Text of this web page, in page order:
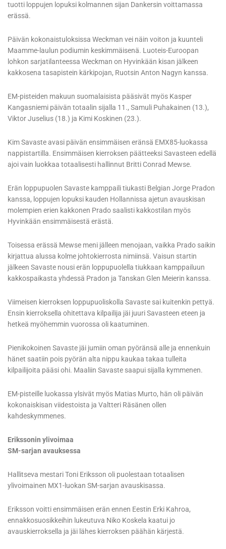
tuotti loppujen lopuksi kolmannen sijan Dankersin voittamassa
erässä.
Päivän kokonaistuloksissa Weckman vei näin voiton ja kuunteli
Maamme-laulun podiumin keskimmäisenä. Luoteis-Euroopan
lohkon sarjatilanteessa Weckman on Hyvinkään kisan jälkeen
kakkosena tasapistein kärkipojan, Ruotsin Anton Nagyn kanssa.
EM-pisteiden makuun suomalaisista pääsivät myös Kasper
Kangasniemi päivän totaalin sijalla 11., Samuli Puhakainen (13.),
Viktor Juselius (18.) ja Kimi Koskinen (23.).
Kim Savaste avasi päivän ensimmäisen eränsä EMX85-luokassa
nappistartilla. Ensimmäisen kierroksen päätteeksi Savasteen edellä
ajoi vain luokkaa totaalisesti hallinnut Britti Conrad Mewse.
Erän loppupuolen Savaste kamppaili tiukasti Belgian Jorge Pradon
kanssa, loppujen lopuksi kauden Hollannissa ajetun avauskisan
molempien erien kakkonen Prado saalisti kakkostilan myös
Hyvinkään ensimmäisestä erästä.
Toisessa erässä Mewse meni jälleen menojaan, vaikka Prado saikin
kirjattua alussa kolme johtokierrosta nimiinsä. Vaisun startin
jälkeen Savaste nousi erän loppupuolella tiukkaan kamppailuun
kakkospaikasta yhdessä Pradon ja Tanskan Glen Meierin kanssa.
Viimeisen kierroksen loppupuoliskolla Savaste sai kuitenkin pettyä.
Ensin kierroksella ohitettava kilpailija jäi juuri Savasteen eteen ja
hetkeä myöhemmin vuorossa oli kaatuminen.
Pienikokoinen Savaste jäi jumiin oman pyöränsä alle ja ennenkuin
hänet saatiin pois pyörän alta nippu kaukaa takaa tulleita
kilpailijoita pääsi ohi. Maaliin Savaste saapui sijalla kymmenen.
EM-pisteille luokassa ylsivät myös Matias Murto, hän oli päivän
kokonaiskisan viidestoista ja Valtteri Räsänen ollen
kahdeskymmenes.
Erikssonin ylivoimaa
SM-sarjan avauksessa
Hallitseva mestari Toni Eriksson oli puolestaan totaalisen
ylivoimainen MX1-luokan SM-sarjan avauskisassa.
Eriksson voitti ensimmäisen erän ennen Eestin Erki Kahroa,
ennakkosuosikkeihin lukeutuva Niko Koskela kaatui jo
avauskierroksella ja jäi lähes kierroksen päähän kärjestä.